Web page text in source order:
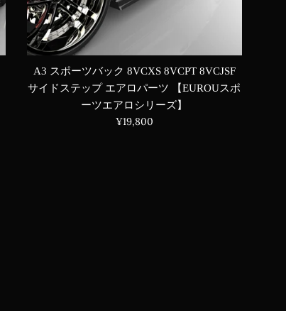
A3 スポーツバック 8VCXS 8VCPT 8VCJSF
サイドステップ エアロパーツ 【EUROUスポ
ーツエアロシリーズ】
通
¥19,800